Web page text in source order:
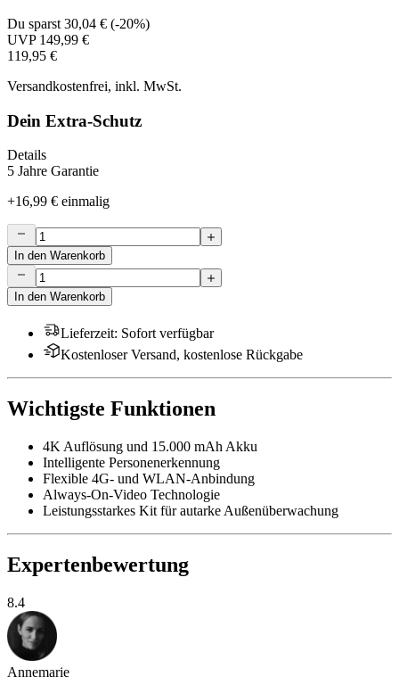
Du sparst 30,04 € (-20%)
UVP 149,99 €
119,95 €
Versandkostenfrei, inkl. MwSt.
Dein Extra-Schutz
Details
5 Jahre Garantie
+16,99 € einmalig
In den Warenkorb
In den Warenkorb
Lieferzeit: Sofort verfügbar
Kostenloser Versand, kostenlose Rückgabe
Wichtigste Funktionen
4K Auflösung und 15.000 mAh Akku
Intelligente Personenerkennung
Flexible 4G- und WLAN-Anbindung
Always-On-Video Technologie
Leistungsstarkes Kit für autarke Außenüberwachung
Expertenbewertung
8.4
Annemarie